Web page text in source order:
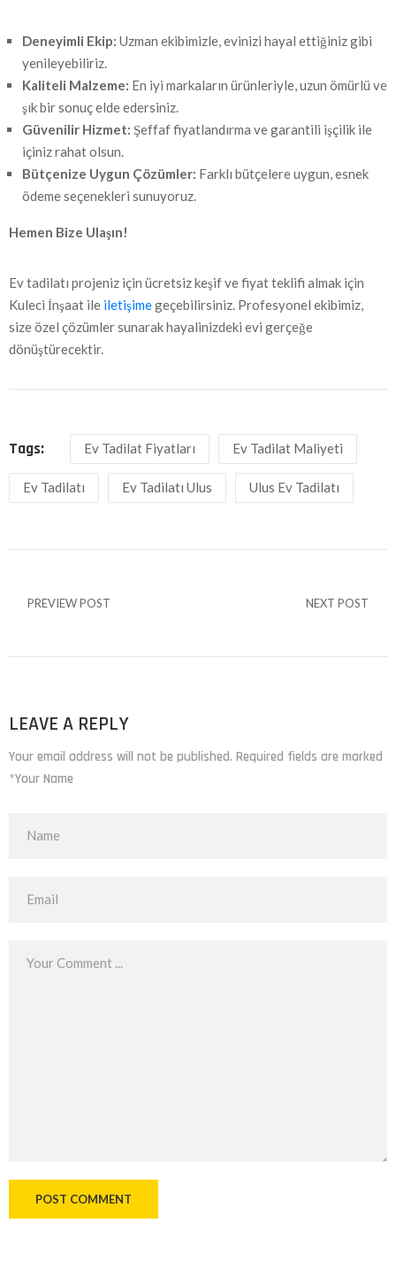
Deneyimli Ekip: Uzman ekibimizle, evinizi hayal ettiğiniz gibi
yenileyebiliriz.
Kaliteli Malzeme: En iyi markaların ürünleriyle, uzun ömürlü ve
şık bir sonuç elde edersiniz.
Güvenilir Hizmet: Şeffaf fiyatlandırma ve garantili işçilik ile
içiniz rahat olsun.
Bütçenize Uygun Çözümler: Farklı bütçelere uygun, esnek
ödeme seçenekleri sunuyoruz.
Hemen Bize Ulaşın!
Ev tadilatı projeniz için ücretsiz keşif ve fiyat teklifi almak için
Kuleci İnşaat ile iletişimegeçebilirsiniz. Profesyonel ekibimiz,
size özel çözümler sunarak hayalinizdeki evi gerçeğe
dönüştürecektir.
Tags: Ev Tadilat Fiyatları Ev Tadilat Maliyeti
Ev Tadilatı Ev Tadilatı Ulus Ulus Ev Tadilatı
PREVIEW POST NEXT POST
LEAVE A REPLY
Your email address will not be published. Required fields are marked
*Your Name